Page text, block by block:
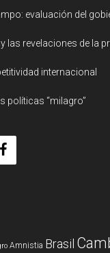
evaluación del
las revelaciones de la
internacional
políticas “milagro”
Amnistia Brasil